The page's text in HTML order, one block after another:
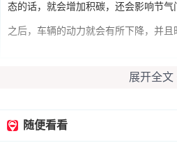
态的话，就会增加积碳，还会影响节
之后，车辆的动力就会有所下降，并且
展开全文
随便看看